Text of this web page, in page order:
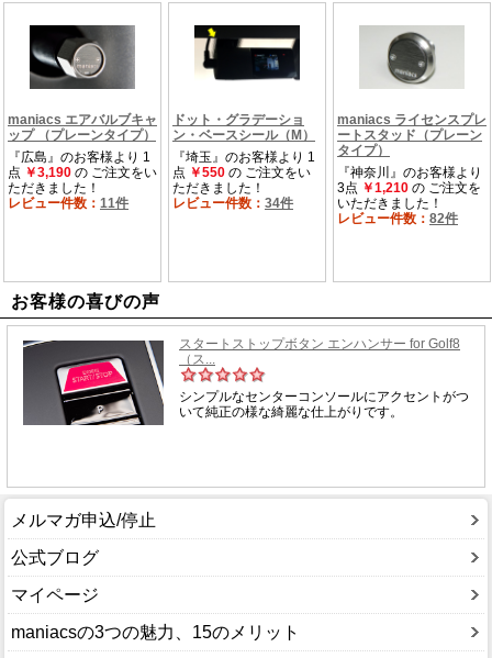
お客様の喜びの声
メルマガ申込/停止
公式ブログ
マイページ
maniacsの3つの魅力、15のメリット